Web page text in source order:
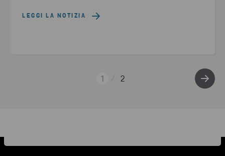
LEGGI LA NOTIZIA
1 2